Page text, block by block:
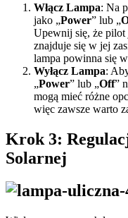
Włącz Lampa: Na
jako „Power” lub „
Upewnij się, że pilot
znajduje się w jej
lampa powinna się
Wyłącz Lampa:
„Power” lub „Off”
mogą mieć różne
więc zawsze warto
Krok 3:
Solarnej